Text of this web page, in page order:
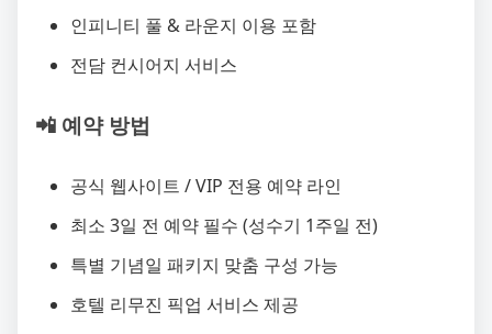
인피니티 풀 & 라운지 이용 포함
전담 컨시어지 서비스
📲 예약 방법
공식 웹사이트 / VIP 전용 예약 라인
최소 3일 전 예약 필수 (성수기 1주일 전)
특별 기념일 패키지 맞춤 구성 가능
호텔 리무진 픽업 서비스 제공